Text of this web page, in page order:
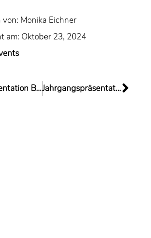
von: Monika Eichner
am: Oktober 23, 2024
Weinpräsentation Bonn Jahrgangspräsentation am 16./17.11.24